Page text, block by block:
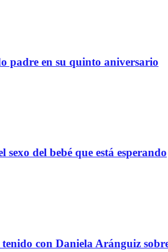
padre en su quinto aniversario
del bebé que está esperando
con Daniela Aránguiz